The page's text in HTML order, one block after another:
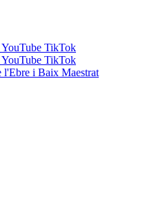
YouTube TikTok
YouTube TikTok